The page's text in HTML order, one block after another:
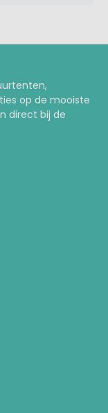
op de mooiste
direct bij de